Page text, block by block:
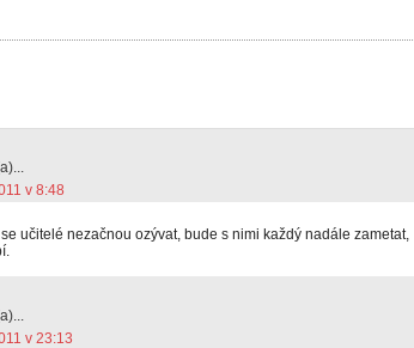
v 8:48
učitelé nezačnou ozývat, bude s nimi každý nadále zametat,
v 23:13